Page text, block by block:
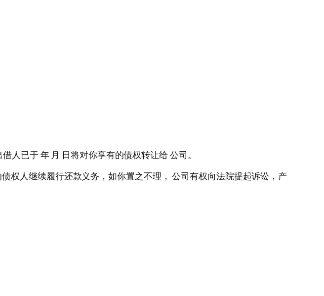
人已于 年 月 日将对你享有的债权转让给 公司。
权人继续履行还款义务，如你置之不理， 公司有权向法院提起诉讼，产